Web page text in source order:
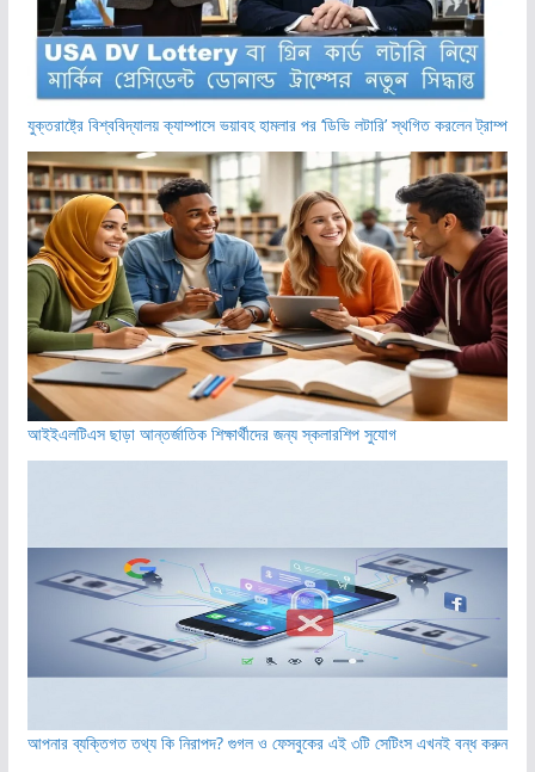
যুক্তরাষ্ট্রে বিশ্ববিদ্যালয় ক্যাম্পাসে ভয়াবহ হামলার পর ‘ডিভি লটারি’ স্থগিত করলেন ট্রাম্প
আইইএলটিএস ছাড়া আন্তর্জাতিক শিক্ষার্থীদের জন্য স্কলারশিপ সুযোগ
আপনার ব্যক্তিগত তথ্য কি নিরাপদ? গুগল ও ফেসবুকের এই ৩টি সেটিংস এখনই বন্ধ করুন